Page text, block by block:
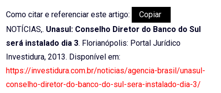
Como citar e referenciar este artigo:
Copiar
NOTÍCIAS,. Unasul: Conselho Diretor do Banco do Sul
será instalado dia 3. Florianópolis: Portal Jurídico
Investidura, 2013. Disponível em:
https://investidura.com.br/noticias/agencia-brasil/unasul-
conselho-diretor-do-banco-do-sul-sera-instalado-dia-3/